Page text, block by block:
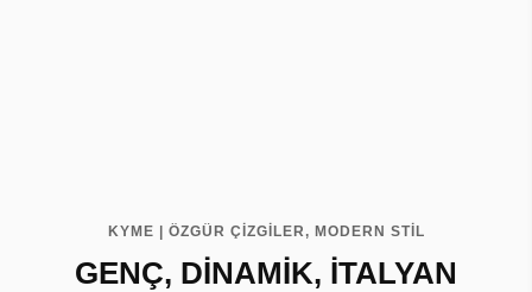
KYME | ÖZGÜR ÇİZGİLER, MODERN STİL
GENÇ, DİNAMİK, İTALYAN